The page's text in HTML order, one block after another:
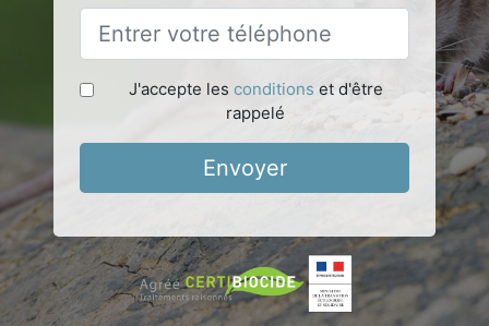
J'accepte les conditions et d'être
rappelé
Envoyer